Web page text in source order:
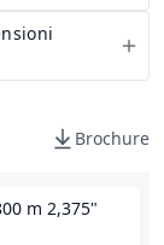
Brochure
m 2,375"